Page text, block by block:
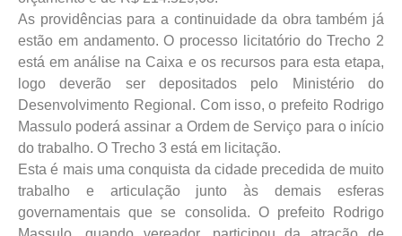
As providências para a continuidade da obra também já
estão em andamento. O processo licitatório do Trecho 2
está em análise na Caixa e os recursos para esta etapa,
logo deverão ser depositados pelo Ministério do
Desenvolvimento Regional. Com isso, o prefeito Rodrigo
Massulo poderá assinar a Ordem de Serviço para o início
do trabalho. O Trecho 3 está em licitação.
Esta é mais uma conquista da cidade precedida de muito
trabalho e articulação junto às demais esferas
governamentais que se consolida. O prefeito Rodrigo